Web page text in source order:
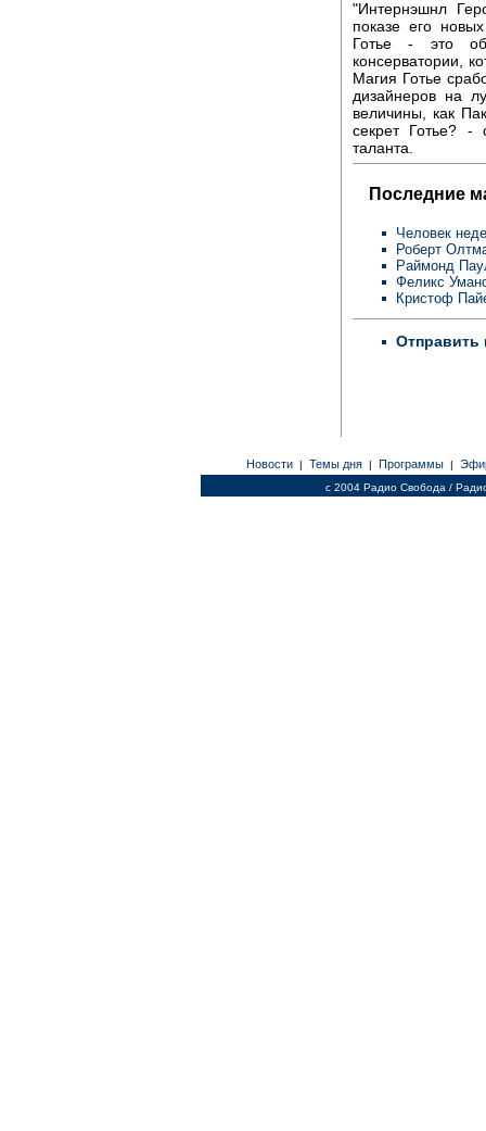
"Интернэшнл
показе его
Готье - это
консерватории,
Магия Готье
дизайнеров на
величины, как
секрет Готье? -
таланта.
Последние
Человек
Роберт
Раймонд
Феликс
Кристоф
Отправить
Новости | Темы дня | Программы |
c 2004 Радио Свобода /